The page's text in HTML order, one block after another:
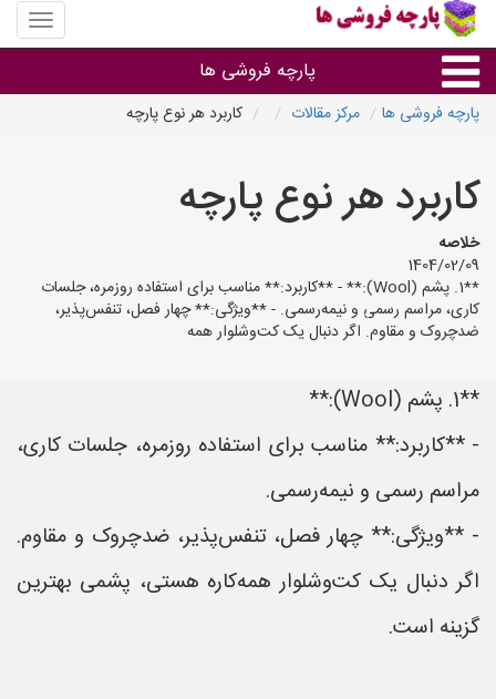
منوی
سایت
فروشی
پارچه فروشی ها
پارچه براساس رنگ طرح و کاربرد
پارچه فروشی ها مرکز مقالات کاربرد هر نوع پارچه
کاربرد هر نوع پارچه
خلاصه
1404/02/09
**1. پشم (Wool):** - **کاربرد:** مناسب برای استفاده روزمره، جلسات
کاری، مراسم رسمی و نیمه‌رسمی. - **ویژگی:** چهار فصل، تنفس‌پذیر،
ضدچروک و مقاوم. اگر دنبال یک کت‌وشلوار همه
**1. پشم (Wool):**
- **کاربرد:** مناسب برای استفاده روزمره، جلسات کاری،
مراسم رسمی و نیمه‌رسمی.
- **ویژگی:** چهار فصل، تنفس‌پذیر، ضدچروک و مقاوم.
اگر دنبال یک کت‌وشلوار همه‌کاره هستی، پشمی بهترین
گزینه است.